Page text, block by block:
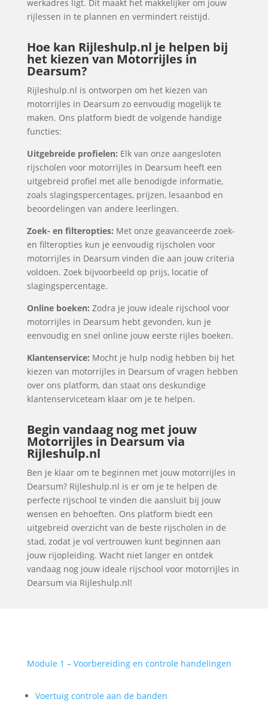
werkadres ligt. Dit maakt het makkelijker om jouw
rijlessen in te plannen en vermindert reistijd.
Hoe kan Rijleshulp.nl je helpen bij
het kiezen van Motorrijles in
Dearsum?
Rijleshulp.nl is ontworpen om het kiezen van
motorrijles in Dearsum zo eenvoudig mogelijk te
maken. Ons platform biedt de volgende handige
functies:
Uitgebreide profielen: Elk van onze aangesloten
rijscholen voor motorrijles in Dearsum heeft een
uitgebreid profiel met alle benodigde informatie,
zoals slagingspercentages, prijzen, lesaanbod en
beoordelingen van andere leerlingen.
Zoek- en filteropties: Met onze geavanceerde zoek-
en filteropties kun je eenvoudig rijscholen voor
motorrijles in Dearsum vinden die aan jouw criteria
voldoen. Zoek bijvoorbeeld op prijs, locatie of
slagingspercentage.
Online boeken: Zodra je jouw ideale rijschool voor
motorrijles in Dearsum hebt gevonden, kun je
eenvoudig en snel online jouw eerste rijles boeken.
Klantenservice: Mocht je hulp nodig hebben bij het
kiezen van motorrijles in Dearsum of vragen hebben
over ons platform, dan staat ons deskundige
klantenserviceteam klaar om je te helpen.
Begin vandaag nog met jouw
Motorrijles in Dearsum via
Rijleshulp.nl
Ben je klaar om te beginnen met jouw motorrijles in
Dearsum? Rijleshulp.nl is er om je te helpen de
perfecte rijschool te vinden die aansluit bij jouw
wensen en behoeften. Ons platform biedt een
uitgebreid overzicht van de beste rijscholen in de
stad, zodat je vol vertrouwen kunt beginnen aan
jouw rijopleiding. Wacht niet langer en ontdek
vandaag nog jouw ideale rijschool voor motorrijles in
Dearsum via Rijleshulp.nl!
Module 1 – Voorbereiding en controle handelingen
Voertuig controle aan de banden